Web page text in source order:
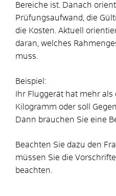
Bereiche ist. Danach
Prüfungsaufwand, die
die Kosten. Aktuell
daran, welches
muss.
Beispiel:
Ihr Fluggerät hat mehr
Kilogramm oder soll
Dann brauchen Sie eine
Beachten Sie dazu den
müssen Sie die
beachten.